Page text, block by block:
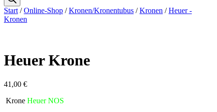
Start /Online-Shop /Kronen/Kronentubus /Kronen /Heuer -
Kronen
Heuer Krone
41,00 €
Krone Heuer NOS